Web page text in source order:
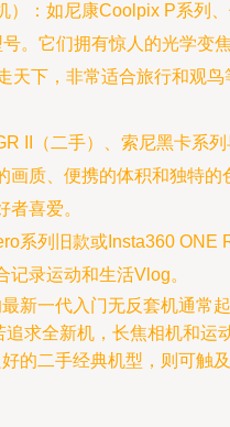
）：如尼康Coolpix P系列
。它们拥有惊人的光学变
天下，非常适合旅行和观鸟
II（二手）、索尼黑卡系列
画质、便携的体积和独特的
喜爱。
系列旧款或Insta360 ONE
录运动和生活Vlog。
新一代入门无反套机通常起
求全新机，长焦相机和运
的二手经典机型，则可触及